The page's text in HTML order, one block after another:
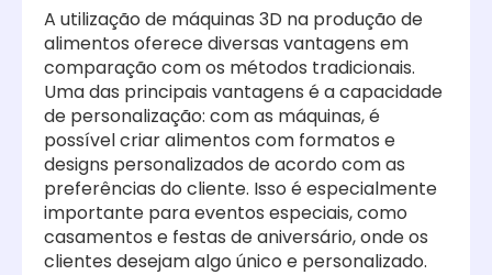
A utilização de máquinas 3D na produção de
alimentos oferece diversas vantagens em
comparação com os métodos tradicionais.
Uma das principais vantagens é a capacidade
de personalização: com as máquinas, é
possível criar alimentos com formatos e
designs personalizados de acordo com as
preferências do cliente. Isso é especialmente
importante para eventos especiais, como
casamentos e festas de aniversário, onde os
clientes desejam algo único e personalizado.